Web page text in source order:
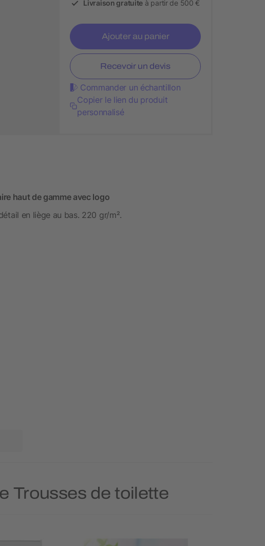
Livraison gratuite à partir de 500 €
Ajouter au panier
Recevoir un devis
Commander un échantillon
Copier le lien du produit
personnalisé
haut de gamme avec logo
en liège au bas. 220 gr/m².
Trousses de toilette